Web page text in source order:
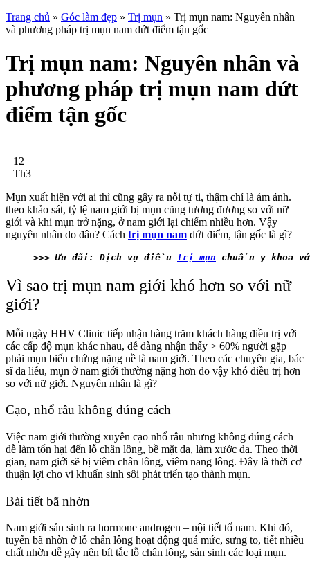
Trang chủ » Góc làm đẹp » Trị mụn » Trị mụn nam: Nguyên nhân
và phương pháp trị mụn nam dứt điểm tận gốc
Trị mụn nam: Nguyên nhân và
phương pháp trị mụn nam dứt
điểm tận gốc
12
Th3
Mụn xuất hiện với ai thì cũng gây ra nỗi tự ti, thậm chí là ám ảnh.
theo khảo sát, tỷ lệ nam giới bị mụn cũng tương đương so với nữ
giới và khi mụn trở nặng, ở nam giới lại chiếm nhiều hơn. Vậy
nguyên nhân do đâu? Cách trị mụn nam dứt điểm, tận gốc là gì?
>>> Ưu đãi: Dịch vụ điều trị mụn chuẩn y khoa
Vì sao trị mụn nam giới khó hơn so với nữ
giới?
Mỗi ngày HHV Clinic tiếp nhận hàng trăm khách hàng điều trị với
các cấp độ mụn khác nhau, dễ dàng nhận thấy > 60% người gặp
phải mụn biến chứng nặng nề là nam giới. Theo các chuyên gia, bác
sĩ da liễu, mụn ở nam giới thường nặng hơn do vậy khó điều trị hơn
so với nữ giới. Nguyên nhân là gì?
Cạo, nhổ râu không đúng cách
Việc nam giới thường xuyên cạo nhổ râu nhưng không đúng cách
dễ làm tổn hại đến lỗ chân lông, bề mặt da, làm xước da. Theo thời
gian, nam giới sẽ bị viêm chân lông, viêm nang lông. Đây là thời cơ
thuận lợi cho vi khuẩn sinh sôi phát triển tạo thành mụn.
Bài tiết bã nhờn
Nam giới sản sinh ra hormone androgen – nội tiết tố nam. Khi đó,
tuyến bã nhờn ở lỗ chân lông hoạt động quá mức, sưng to, tiết nhiều
chất nhờn dễ gây nên bít tắc lỗ chân lông, sản sinh các loại mụn.